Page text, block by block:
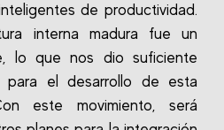
de productividad.
interna madura fue un
lo que nos dio suficiente
para el desarrollo de esta
este movimiento, será